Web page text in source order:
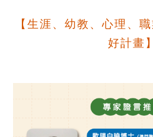
【生涯、幼教、心理、
好計畫】